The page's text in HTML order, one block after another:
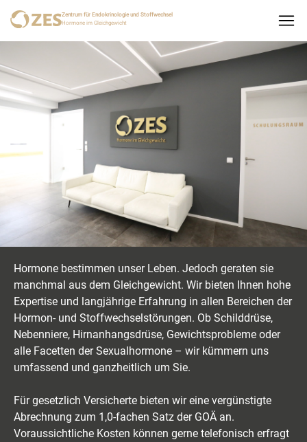
Zentrum für Endokrinologie und Stoffwechsel
Hormone im Gleichgewicht
Hormone bestimmen unser Leben. Jedoch geraten sie
manchmal aus dem Gleichgewicht. Wir bieten Ihnen hohe
Expertise und langjährige Erfahrung in allen Bereichen der
Hormon- und Stoffwechselstörungen. Ob Schilddrüse,
Nebenniere, Hirnanhangsdrüse, Gewichtsprobleme oder
alle Facetten der Sexualhormone – wir kümmern uns
umfassend und ganzheitlich um Sie.
Für gesetzlich Versicherte bieten wir eine vergünstigte
Abrechnung zum 1,0-fachen Satz der GOÄ an.
Voraussichtliche Kosten können gerne telefonisch erfragt